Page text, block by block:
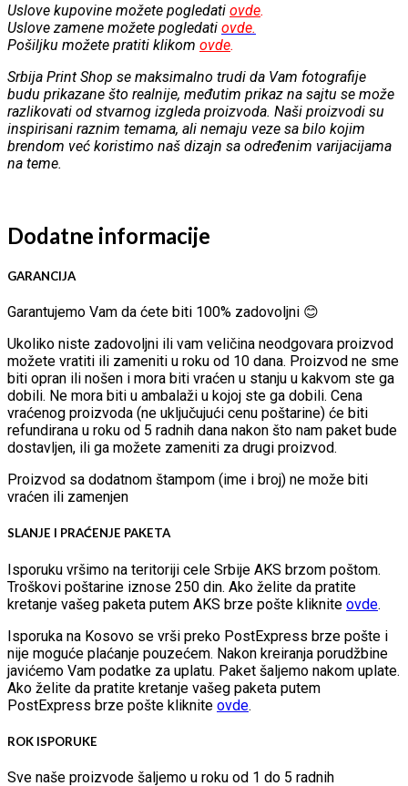
Uslove kupovine možete pogledati ovde.
Uslove zamene možete pogledati ovde.
Pošiljku možete pratiti klikom ovde.
Srbija Print Shop se maksimalno trudi da Vam fotografije
budu prikazane što realnije, međutim prikaz na sajtu se može
razlikovati od stvarnog izgleda proizvoda. Naši proizvodi su
inspirisani raznim temama, ali nemaju veze sa bilo kojim
brendom već koristimo naš dizajn sa određenim varijacijama
na teme.
Dodatne informacije
GARANCIJA
Garantujemo Vam da ćete biti 100% zadovoljni 😊
Ukoliko niste zadovoljni ili vam veličina neodgovara proizvod
možete vratiti ili zameniti u roku od 10 dana. Proizvod ne sme
biti opran ili nošen i mora biti vraćen u stanju u kakvom ste ga
dobili. Ne mora biti u ambalaži u kojoj ste ga dobili. Cena
vraćenog proizvoda (ne uključujući cenu poštarine) će biti
refundirana u roku od 5 radnih dana nakon što nam paket bude
dostavljen, ili ga možete zameniti za drugi proizvod.
Proizvod sa dodatnom štampom (ime i broj) ne može biti
vraćen ili zamenjen
SLANJE I PRAĆENJE PAKETA
Isporuku vršimo na teritoriji cele Srbije AKS brzom poštom.
Troškovi poštarine iznose 250 din. Ako želite da pratite
kretanje vašeg paketa putem AKS brze pošte kliknite ovde.
Isporuka na Kosovo se vrši preko PostExpress brze pošte i
nije moguće plaćanje pouzećem. Nakon kreiranja porudžbine
javićemo Vam podatke za uplatu. Paket šaljemo nakom uplate.
Ako želite da pratite kretanje vašeg paketa putem
PostExpress brze pošte kliknite ovde.
ROK ISPORUKE
Sve naše proizvode šaljemo u roku od 1 do 5 radnih